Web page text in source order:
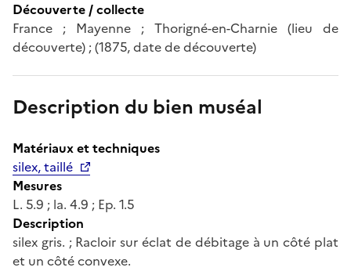
Découverte / collecte
France ; Mayenne ; Thorigné-en-Charnie (lieu de
découverte) ; (1875, date de découverte)
Description du bien muséal
Matériaux et techniques
silex, taillé
Mesures
L. 5.9 ; la. 4.9 ; Ep. 1.5
Description
silex gris. ; Racloir sur éclat de débitage à un côté plat
et un côté convexe.